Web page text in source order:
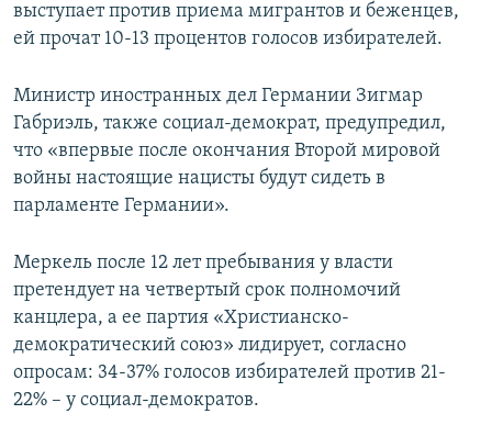
выступает против приема мигрантов и беженцев,
ей прочат 10-13 процентов голосов избирателей.
Министр иностранных дел Германии Зигмар
Габриэль, также социал-демократ, предупредил,
что «впервые после окончания Второй мировой
войны настоящие нацисты будут сидеть в
парламенте Германии».
Меркель после 12 лет пребывания у власти
претендует на четвертый срок полномочий
канцлера, а ее партия «Христианско-
демократический союз» лидирует, согласно
опросам: 34-37% голосов избирателей против 21-
22% – у социал-демократов.